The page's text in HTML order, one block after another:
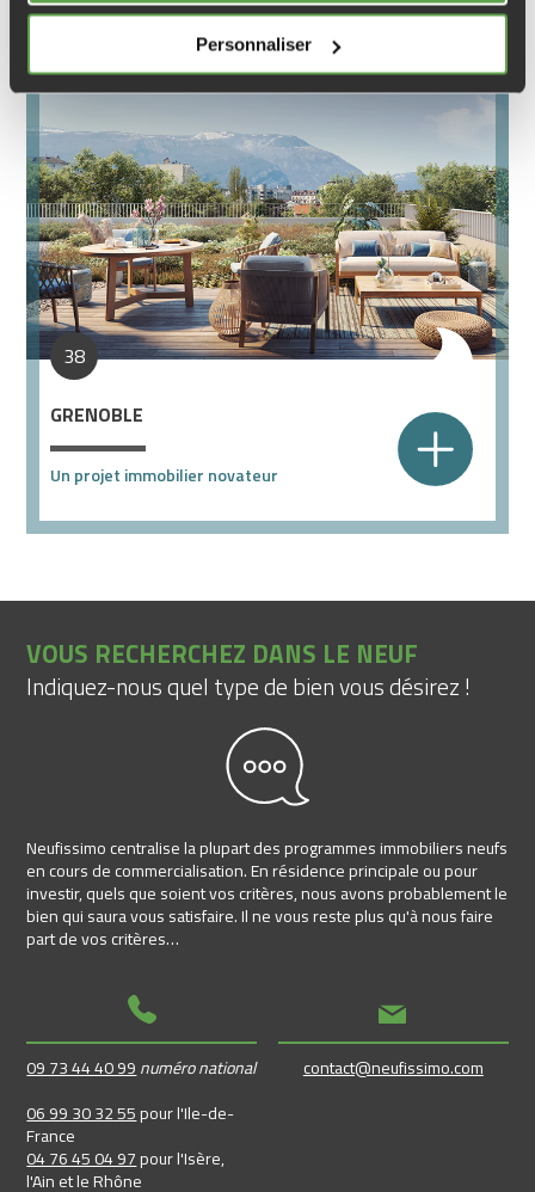
Personnaliser
38
GRENOBLE
Un projet immobilier novateur
VOUS RECHERCHEZ DANS LE NEUF
Indiquez-nous quel type de bien vous désirez !
Neufissimo centralise la plupart des programmes immobiliers neufs
en cours de commercialisation. En résidence principale ou pour
investir, quels que soient vos critères, nous avons probablement le
bien qui saura vous satisfaire. Il ne vous reste plus qu'à nous faire
part de vos critères…
09 73 44 40 99 numéro national
06 99 30 32 55pour l'Ile-de-
France
04 76 45 04 97pour l'Isère,
l'Ain et le Rhône
contact@neufissimo.com